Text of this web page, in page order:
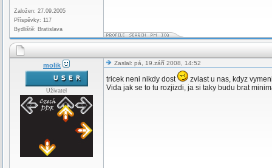
Založen: 27.09.2005
Příspěvky: 117
Bydliště: Bratislava
molik
Uživatel
Zaslal: pá, 19.září 2008, 14:52
tricek neni nikdy dost
zvlast u nas, kdyz
Vida jak se to tu rozjizdi, ja si taky budu brat